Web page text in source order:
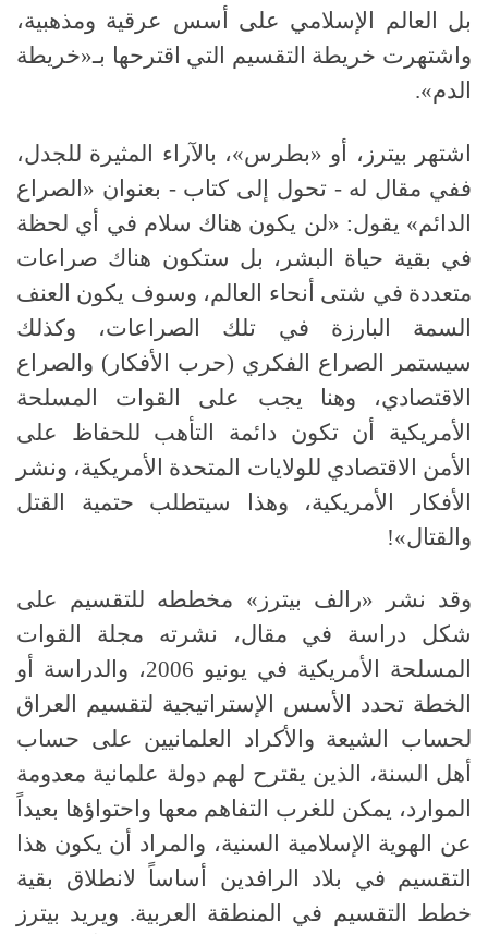
بل العالم الإسلامي على أسس عرقية ومذهبية،
واشتهرت خريطة التقسيم التي اقترحها بـ«خريطة
الدم».
اشتهر بيترز، أو «بطرس»، بالآراء المثيرة للجدل،
ففي مقال له -تحول إلى كتاب - بعنوان «الصراع
الدائم» يقول: «لن يكون هناك سلام في أي لحظة
في بقية حياة البشر، بل ستكون هناك صراعات
متعددة في شتى أنحاء العالم، وسوف يكون العنف
السمة البارزة في تلك الصراعات، وكذلك
سيستمر الصراع الفكري (حرب الأفكار ) والصراع
الاقتصادي، وهنا يجب على القوات المسلحة
الأمريكية أن تكون دائمة التأهب للحفاظ على
الأمن الاقتصادي للولايات المتحدة الأمريكية، ونشر
الأفكار الأمريكية، وهذا سيتطلب حتمية القتل
والقتال»!
وقد نشر «رالف بيترز» مخططه للتقسيم على
شكل دراسة في مقال، نشرته مجلة القوات
المسلحة الأمريكية في يونيو
، والدراسة أو
الخطة تحدد الأسس الإستراتيجية لتقسيم العراق
لحساب الشيعة والأكراد العلمانيين على حساب
أهل السنة، الذين يقترح لهم دولة علمانية معدومة
الموارد، يمكن للغرب التفاهم معها واحتواؤها بعيداً
عن الهوية الإسلامية السنية، والمراد أن يكون هذا
التقسيم في بلاد الرافدين أساساً لانطلاق بقية
خطط التقسيم في المنطقة العربية. ويريد بيترز